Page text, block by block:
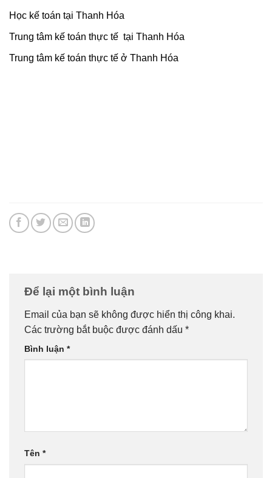
Học kế toán tại Thanh Hóa
Trung tâm kế toán thực tế tại Thanh Hóa
Trung tâm kế toán thực tế ở Thanh Hóa
Để lại một bình luận
Email của bạn sẽ không được hiển thị công khai.
Các trường bắt buộc được đánh dấu *
Bình luận *
Tên *